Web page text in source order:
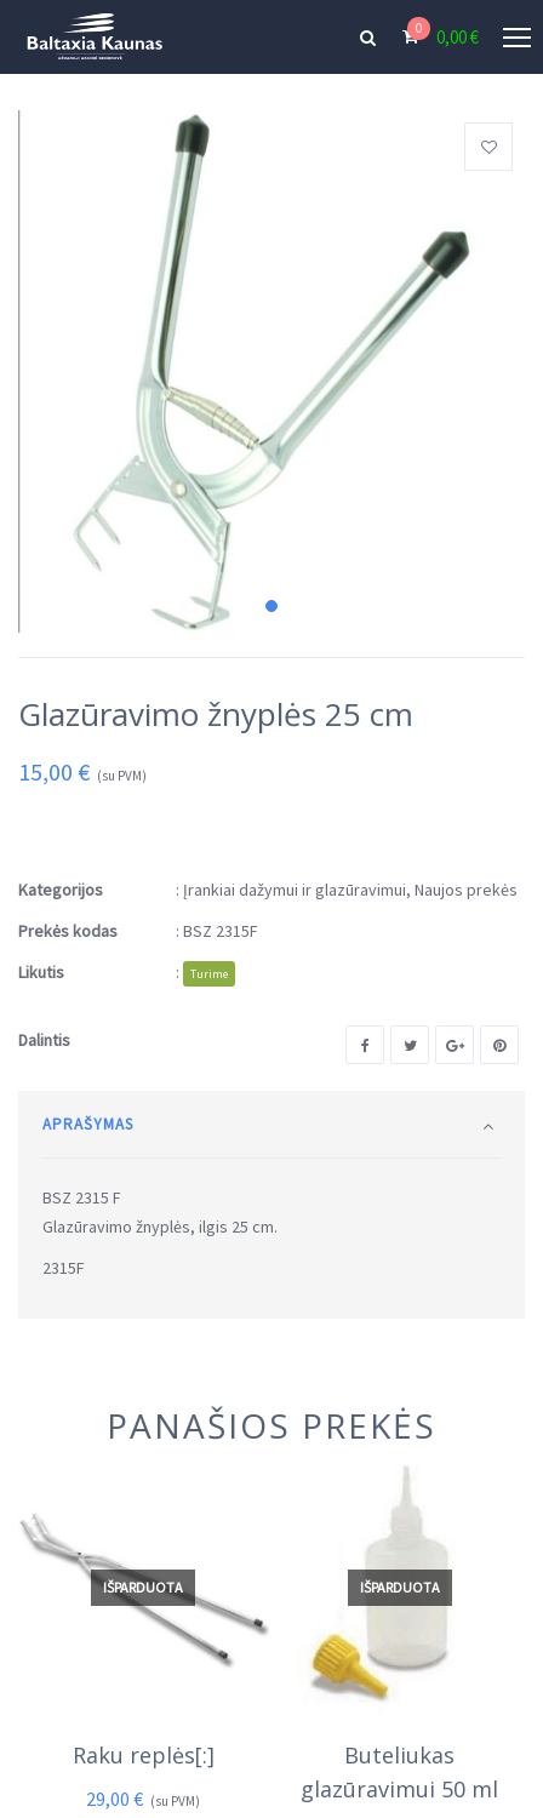
0 0,00€
Glazūravimo žnyplės 25 cm
15,00 € (su PVM)
Kategorijos : Įrankiai dažymui ir glazūravimui, Naujos prekės
Prekės kodas
: BSZ 2315F
Likutis
: Turime
Dalintis
APRAŠYMAS
BSZ 2315 F
Glazūravimo žnyplės, ilgis 25 cm.
2315F
PANAŠIOS PREKĖS
IŠPARDUOTA
Raku replės[:]
29,00€ (su PVM)
IŠPARDUOTA
Buteliukas
glazūravimui 50 ml